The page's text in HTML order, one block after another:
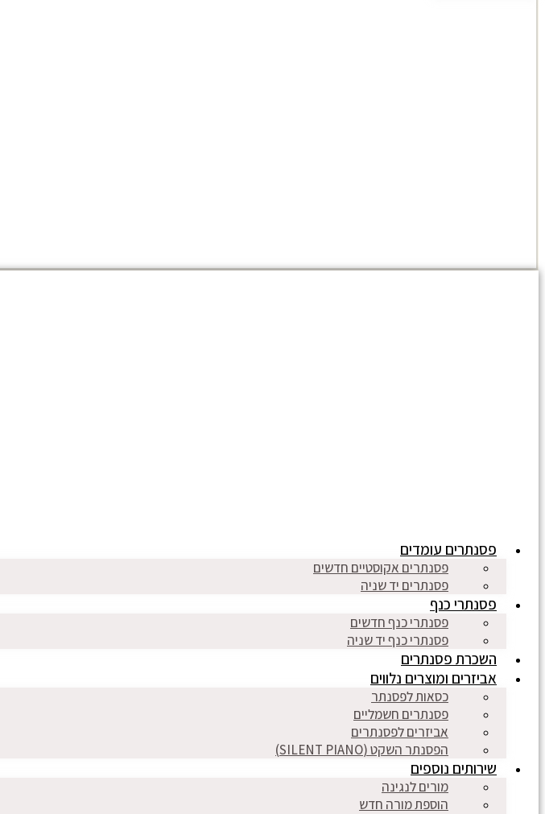
פסנתרים עומדים
פסנתרים אקוסטיים חדשים
פסנתרים יד שניה
פסנתרי כנף
פסנתרי כנף חדשים
פסנתרי כנף יד שניה
השכרת פסנתרים
אביזרים ומוצרים נלווים
כסאות לפסנתר
פסנתרים חשמליים
אביזרים לפסנתרים
הפסנתר השקט (SILENT PIANO)
שירותים נוספים
מורים לנגינה
הוספת מורה חדש